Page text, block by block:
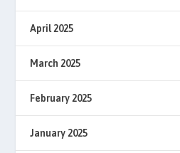
April 2025
March 2025
February 2025
January 2025